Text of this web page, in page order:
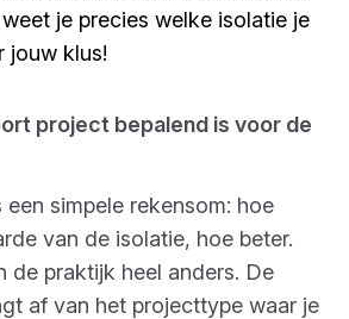
je precies welke isolatie je
jouw klus!
project bepalend is voor de
simpele rekensom: hoe
van de isolatie, hoe beter.
de praktijk heel anders. De
af van het projecttype waar je